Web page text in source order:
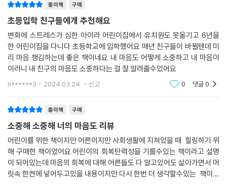
종이책 구매
초등입학 친구들에개 추천해요
변화에 스트레스가 심한 아이라 어린이집에서 유치원도 못옮기고 6년을
한 어린이집을 다니다 초등학교에 입학했어요 매년 친구들이 바뀔텐데 미
리 마음 챙김하는데 좋은 책이네요 내 마음도 어떻게 소중하고 내 마음이
이러니 내 친구의 마음도 소중하다는 걸 잘 알려줄수있어요
n******3 2024.03.24. 신고 0 댓글0
종이책 구매
소중해 소중해 너의 마음도 리뷰
어린이를 위한 책이지만 어른이지만 사회생활에 지쳐있을 때 힐링하기 위
해 구매한 책이었어요.어린이의 회복탄력성을 기를수있는 책이라고 설명
이 되어있는데 마음의 회복에 대해 어른들도 다 알고있어도 살아가면서 머
릿속 한켠에 넣어두고있을 내용이지만 다시 한번 더 생각할수있는 책이었